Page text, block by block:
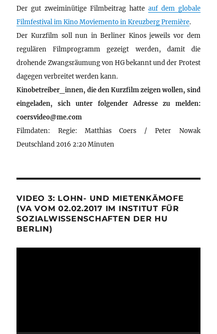
Der gut zweiminütige Filmbeitrag hatte auf dem globale
Filmfestival im Kino Moviemento in Kreuzberg Première.
Der Kurzfilm soll nun in Berliner Kinos jeweils vor dem
regulären Filmprogramm gezeigt werden, damit die
drohende Zwangsräumung von HG bekannt und der Protest
dagegen verbreitet werden kann.
Kinobetreiber_innen, die den Kurzfilm zeigen wollen, sind
eingeladen, sich unter folgender Adresse zu melden:
coersvideo@me.com
Filmdaten: Regie: Matthias Coers / Peter Nowak
Deutschland 2016 2:20 Minuten
VIDEO 3: LOHN- UND MIETENKÄMOFE
(VA VOM 02.02.2017 IM INSTITUT FÜR
SOZIALWISSENSCHAFTEN DER HU
BERLIN)